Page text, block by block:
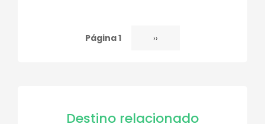
Página 1 Siguiente
››
Destino relacionado